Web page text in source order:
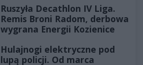
Ruszyła Decathlon IV Liga.
Remis Broni Radom, derbowa
wygrana Energii Kozienice
Hulajnogi elektryczne pod
lupą policji. Od marca